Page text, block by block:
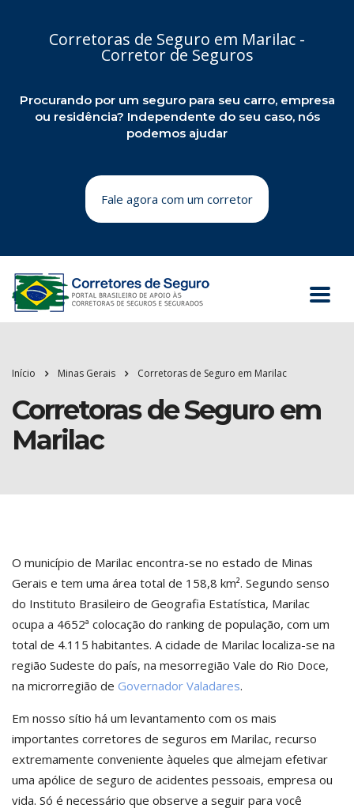
Corretoras de Seguro em Marilac -
Corretor de Seguros
Procurando por um seguro para seu carro, empresa
ou residência? Independente do seu caso, nós
podemos ajudar
Fale agora com um corretor
Início Minas Gerais Corretoras de Seguro em Marilac
Corretoras de Seguro em
Marilac
O município de Marilac encontra-se no estado de Minas
Gerais e tem uma área total de 158,8 km². Segundo senso
do Instituto Brasileiro de Geografia Estatística, Marilac
ocupa a 4652ª colocação do ranking de população, com um
total de 4.115 habitantes. A cidade de Marilac localiza-se na
região Sudeste do país, na mesorregião Vale do Rio Doce,
na microrregião de Governador Valadares.
Em nosso sítio há um levantamento com os mais
importantes corretores de seguros em Marilac, recurso
extremamente conveniente àqueles que almejam efetivar
uma apólice de seguro de acidentes pessoais, empresa ou
vida. Só é necessário que observe a seguir para você